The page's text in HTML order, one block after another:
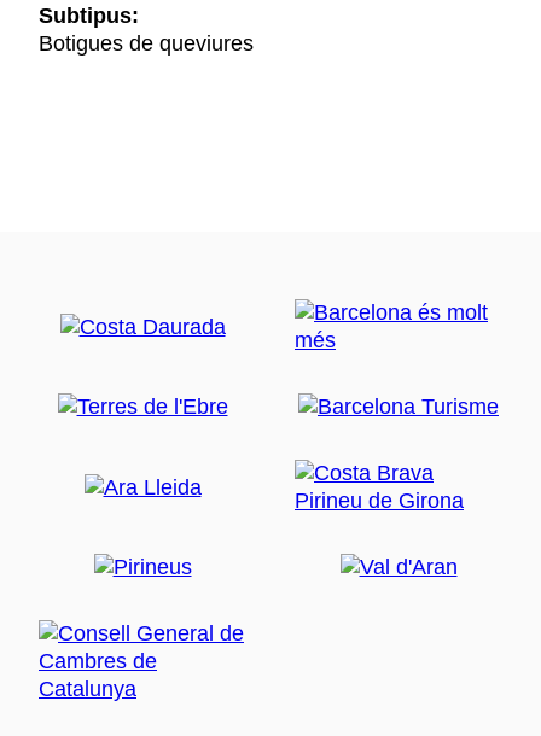
Subtipus:
Botigues de queviures